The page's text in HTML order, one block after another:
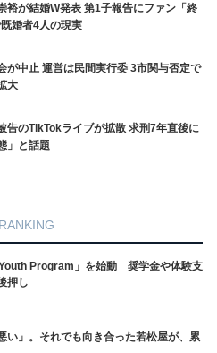
第1子報告にファン「終
年目で既婚者4人の現実
3市関与否定で
大
告のTikTokライブが拡散 求刑7年直後に
」と話題
RANKING
Program」を始動 奨学金や体験支
押し
い」。それでも向き合った若松屋が、累